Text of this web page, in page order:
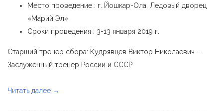
Место проведение : г. Йошкар-Ола, Ледовый дворец
«Марий Эл»
Сроки проведения : 3-13 января 2019 г.
Старший тренер сбора: Кудрявцев Виктор Николаевич –
Заслуженный тренер России и СССР
Читать далее «Зимние
→